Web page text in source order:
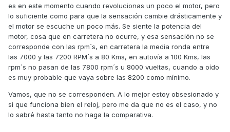
Un saludo
es en este momento cuando revolucionas un poco el motor, pero
lo suficiente como para que la sensación cambie drásticamente y
el motor se escuche un poco más. Se siente la potencia del
motor, cosa que en carretera no ocurre, y esa sensación no se
corresponde con las rpm´s, en carretera la media ronda entre
las 7000 y las 7200 RPM´s a 80 Kms, en autovía a 100 Kms, las
rpm´s no pasan de las 7800 rpm´s u 8000 vueltas, cuando a oído
es muy probable que vaya sobre las 8200 como mínimo.
Vamos, que no se corresponden. A lo mejor estoy obsesionado y
si que funciona bien el reloj, pero me da que no es el caso, y no
lo sabré hasta tanto no haga la comparativa.